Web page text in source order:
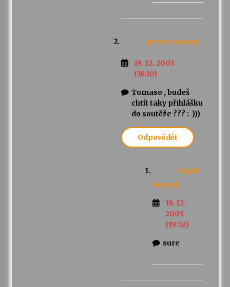
pierre napsal:
19. 12. 2003
(16:10)
Tomaso , budeš
chtít taky přihlášku
do soutěže ??? :-)))
Odpovědět
kapik
napsal:
19. 12.
2003
(19:52)
sure